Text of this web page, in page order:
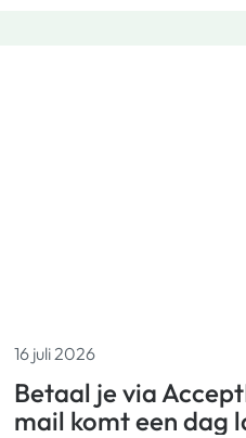
16 juli 2026
Betaal je via
mail komt een dag